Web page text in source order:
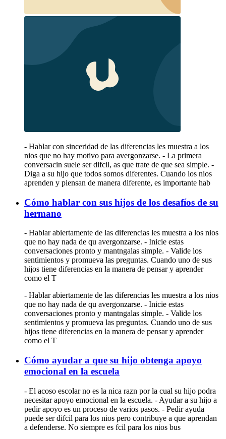
- Hablar con sinceridad de las diferencias les muestra a los
nios que no hay motivo para avergonzarse. - La primera
conversacin suele ser difcil, as que trate de que sea simple. -
Diga a su hijo que todos somos diferentes. Cuando los nios
aprenden y piensan de manera diferente, es importante hab
Cómo hablar con sus hijos de los desafíos de su
hermano
- Hablar abiertamente de las diferencias les muestra a los nios
que no hay nada de qu avergonzarse. - Inicie estas
conversaciones pronto y mantngalas simple. - Valide los
sentimientos y promueva las preguntas. Cuando uno de sus
hijos tiene diferencias en la manera de pensar y aprender
como el T
- Hablar abiertamente de las diferencias les muestra a los nios
que no hay nada de qu avergonzarse. - Inicie estas
conversaciones pronto y mantngalas simple. - Valide los
sentimientos y promueva las preguntas. Cuando uno de sus
hijos tiene diferencias en la manera de pensar y aprender
como el T
Cómo ayudar a que su hijo obtenga apoyo
emocional en la escuela
- El acoso escolar no es la nica razn por la cual su hijo podra
necesitar apoyo emocional en la escuela. - Ayudar a su hijo a
pedir apoyo es un proceso de varios pasos. - Pedir ayuda
puede ser difcil para los nios pero contribuye a que aprendan
a defenderse. No siempre es fcil para los nios bus